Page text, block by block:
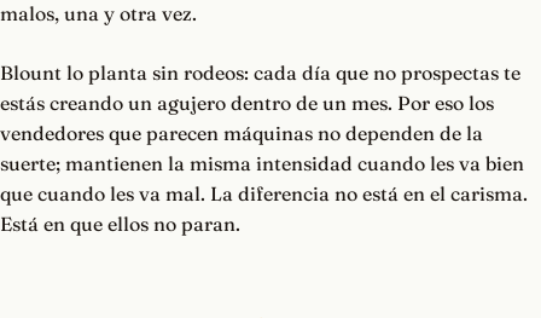
malos, una y otra vez.
Blount lo planta sin rodeos: cada día que no prospectas te
estás creando un agujero dentro de un mes. Por eso los
vendedores que parecen máquinas no dependen de la
suerte; mantienen la misma intensidad cuando les va bien
que cuando les va mal. La diferencia no está en el carisma.
Está en que ellos no paran.